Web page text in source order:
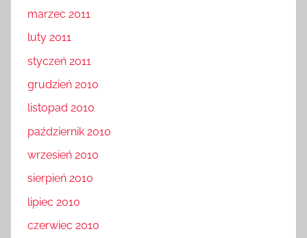
marzec 2011
luty 2011
styczeń 2011
grudzień 2010
listopad 2010
październik 2010
wrzesień 2010
sierpień 2010
lipiec 2010
czerwiec 2010